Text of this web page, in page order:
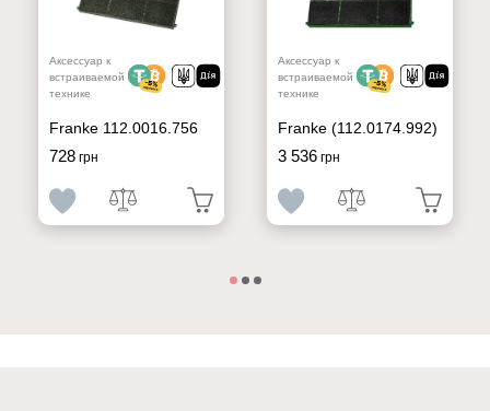
Аксессуар к
встраиваемой
технике
Franke 112.0016.756
728грн
Аксессуар к
встраиваемой
технике
Franke (112.0174.992)
3 536грн